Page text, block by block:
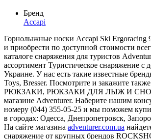
Бренд
Accapi
Горнолыжные носки Accapi Ski Ergoracing
и приобрести по доступной стоимости
каталоге снаряжения для туристов
ассортимент Туристическое снаряжение с
Украине. У нас есть такие известные
Toys, Bresser. Посмотрите и закажите
РЮКЗАКИ, РЮКЗАКИ ДЛЯ ЛЫЖ И
магазине Adventurer. Наберите нашим
номеру (044) 355-05-25 и мы поможем
в городах: Одесса, Днепропетровск,
На сайте магазина adventurer.com.ua
снаряжение от крупных брендов